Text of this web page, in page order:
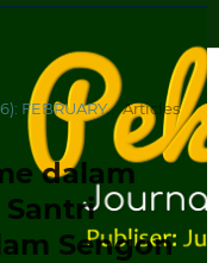
FEBRUARY / Articles
dalam
Sengon